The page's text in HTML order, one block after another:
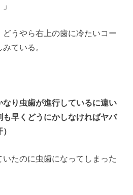
どうやら右上の歯に冷たいコー
ている。
なり虫歯が進行しているに違い
早くどうにかしなければヤバ
たのに虫歯になってしまった